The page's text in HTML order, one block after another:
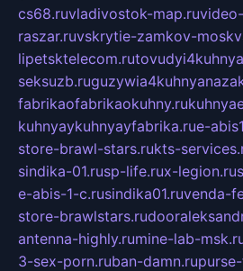
cs68.ruvladivostok-map.ru
raszar.ruvskrytie-zamkov-
lipetsktelecom.ru
seksuzb.ru
fabrikaofabrikaokuhny.ru
kuhnyaykuhnyayfabrika.rue-
store-brawl-stars.rukts-
sindika-01.rusp-life.rux-legion.ru
e-abis-1-c.rusindika01.ruvenda-
store-brawlstars.ru
antenna-highly.rumine-lab-
3-sex-porn.ruban-damn.ru